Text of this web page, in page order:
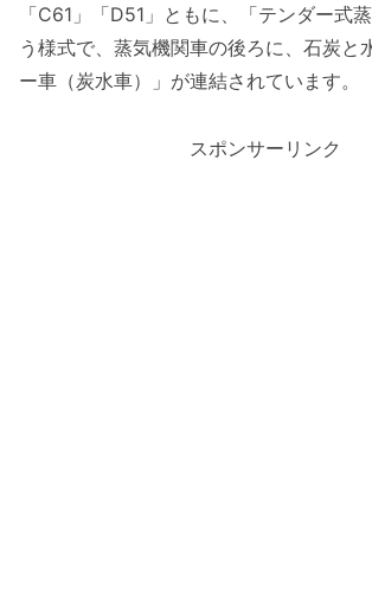
「C61」「D51」ともに、「テンダー式
う様式で、蒸気機関車の後ろに、石炭と
ー車（炭水車）」が連結されています。
スポンサーリンク